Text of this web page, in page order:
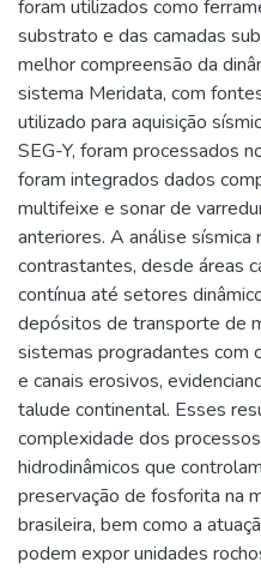
foram utilizados como
substrato e das camadas
melhor compreensão da
sistema Meridata, com
utilizado para aquisição
SEG-Y, foram processados
foram integrados dados
multifeixe e sonar de
anteriores. A análise
contrastantes, desde áreas
contínua até setores
depósitos de transporte de
sistemas progradantes com
e canais erosivos,
talude continental. Esses
complexidade dos
hidrodinâmicos que
preservação de fosforita na
brasileira, bem como a
podem expor unidades